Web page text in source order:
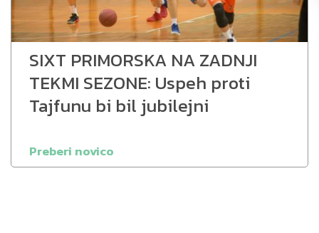
SIXT PRIMORSKA NA ZADNJI
TEKMI SEZONE: Uspeh proti
Tajfunu bi bil jubilejni
Preberi novico